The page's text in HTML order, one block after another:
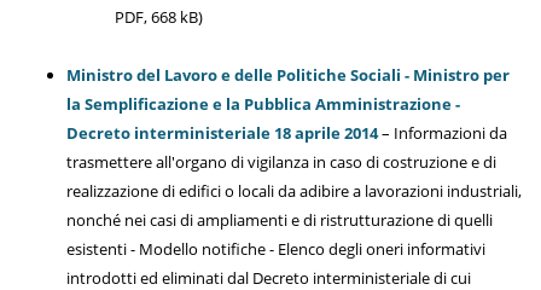
PDF, 668 kB)
Ministro del Lavoro e delle Politiche Sociali - Ministro per
la Semplificazione e la Pubblica Amministrazione -
Decreto interministeriale 18 aprile 2014– Informazioni da
trasmettere all'organo di vigilanza in caso di costruzione e di
realizzazione di edifici o locali da adibire a lavorazioni industriali,
nonché nei casi di ampliamenti e di ristrutturazione di quelli
esistenti - Modello notifiche - Elenco degli oneri informativi
introdotti ed eliminati dal Decreto interministeriale di cui